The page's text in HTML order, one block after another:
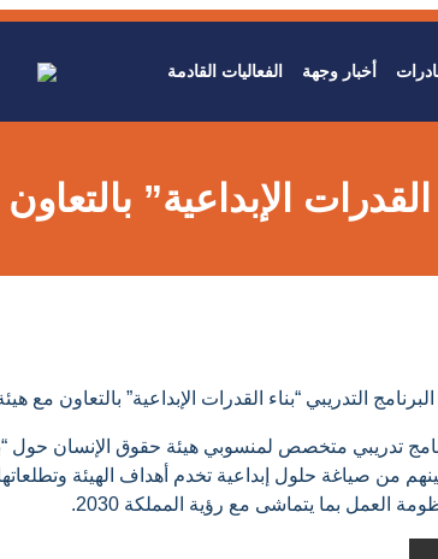
أخبار وجهة الفعاليات القادمة
القدرات الإبداعية”
البرنامج التدريبي “بناء القدرات الإبداعية” بالتعاون مع
تدريبي متخصص لمنسوبي هيئة حقوق الإنسان حول
من صياغة حلول إبداعية تخدم أهداف الهيئة
العمل بما يتماشى مع رؤية المملكة 2030.